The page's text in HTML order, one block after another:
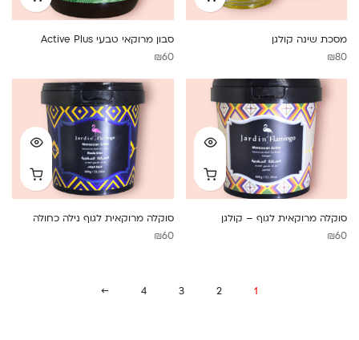
מסכת שינה קולגן
₪80
סבון מרוקאי טבעי Active Plus
₪60
סוקלה מרוקאית לגוף – קולגן
₪60
סוקלה מרוקאית לגוף נילה כחולה
₪60
1
2
3
4
→